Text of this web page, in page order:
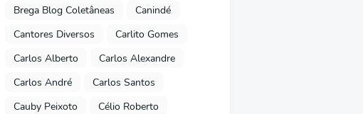
Brega Blog Coletâneas
Canindé
Cantores Diversos
Carlito Gomes
Carlos Alberto
Carlos Alexandre
Carlos André
Carlos Santos
Cauby Peixoto
Célio Roberto